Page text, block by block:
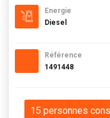
Energie
Diesel
Référence
1491448
15 personnes